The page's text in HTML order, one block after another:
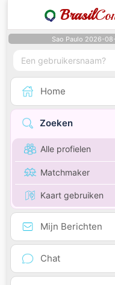
Brasil
Sao Paulo 2026-
Home
Zoeken
Alle profielen
Matchmaker
Kaart gebruiken
Mijn Berichten
Chat